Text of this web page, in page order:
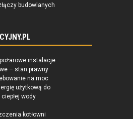
budowlanych
instalacje
– stan prawny
na moc
użytkową do
wody
kotłowni